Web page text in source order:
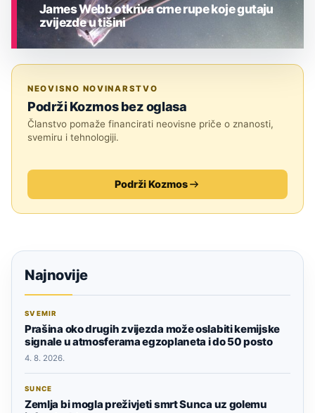
James Webb otkriva crne rupe koje gutaju
zvijezde u tišini
NEOVISNO NOVINARSTVO
Podrži Kozmos bez oglasa
Članstvo pomaže financirati neovisne priče o znanosti,
svemiru i tehnologiji.
Podrži Kozmos
Najnovije
SVEMIR
Prašina oko drugih zvijezda može oslabiti kemijske
signale u atmosferama egzoplaneta i do 50 posto
4. 8. 2026.
SUNCE
Zemlja bi mogla preživjeti smrt Sunca uz golemu